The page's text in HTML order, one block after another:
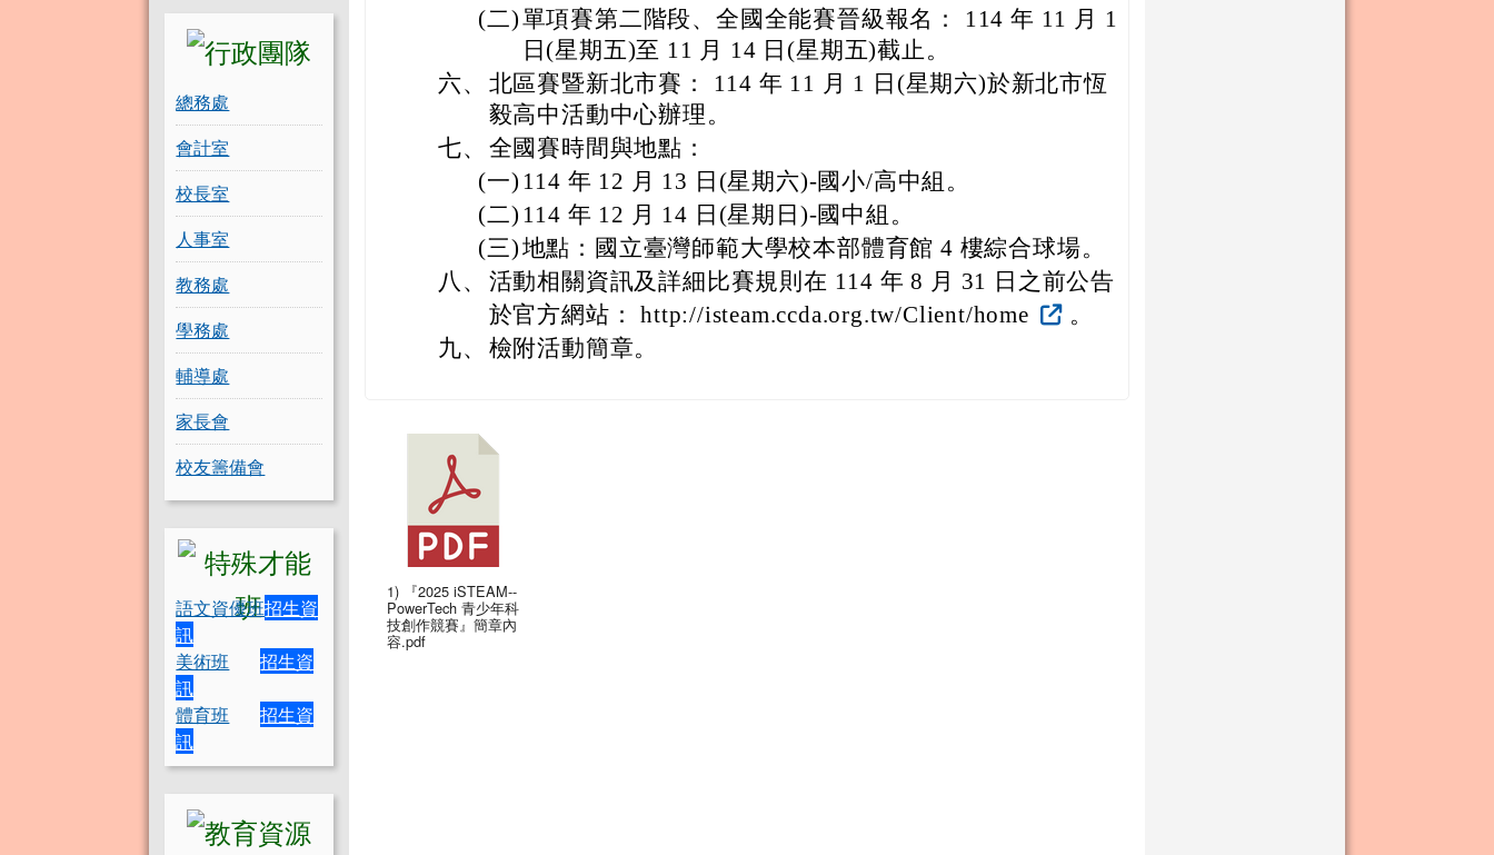
總務處
會計室
校長室
人事室
教務處
學務處
輔導處
家長會
校友籌備會
語文資優班招生資
訊
美術班
招生資
訊
體育班
招生資
訊
(二)單項賽第二階段、全國全能賽晉級報名： 114 年 11 月 1
日(星期五)至 11 月 14 日(星期五)截止。
六、 北區賽暨新北市賽： 114 年 11 月 1 日(星期六)於新北市恆
毅高中活動中心辦理。
七、 全國賽時間與地點：
(一) 114 年 12 月 13 日(星期六)-國小/高中組。
(二) 114 年 12 月 14 日(星期日)-國中組。
(三)地點：國立臺灣師範大學校本部體育館 4 樓綜合球場。
八、 活動相關資訊及詳細比賽規則在 114 年 8 月 31 日之前公告
於官方網站： http://isteam.ccda.org.tw/Client/home
。
九、 檢附活動簡章。
1) 『2025 iSTEAM--
PowerTech 青少年科
技創作競賽』簡章內
容.pdf